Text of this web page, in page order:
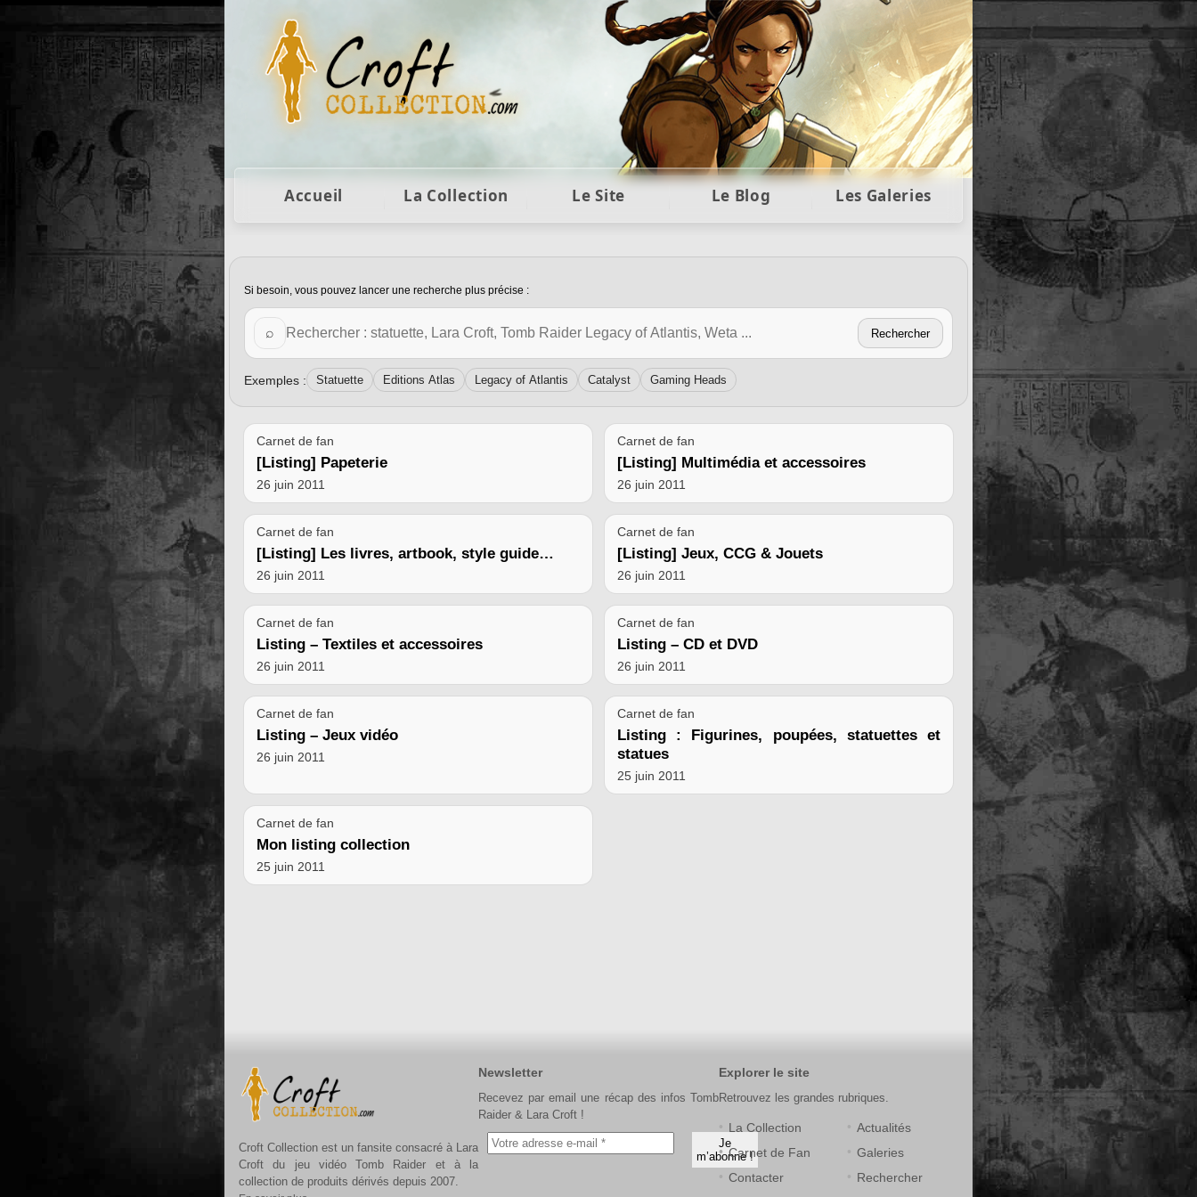
Figurines Lara Croft et collection Tomb Raider : statues, objets et collectors
Accueil La Collection Le Site Le Blog Les Galeries
Catégorie :Mon Listing Collection
Si besoin, vous pouvez lancer une recherche plus précise :
Rechercher sur Croft Collection
⌕
Rechercher
Exemples : Statuette Editions Atlas Legacy of Atlantis Catalyst Gaming Heads
Carnet de fan
[Listing] Papeterie
26 juin 2011
Carnet de fan
[Listing] Multimédia et accessoires
26 juin 2011
Carnet de fan
[Listing] Les livres, artbook, style guide…
26 juin 2011
Carnet de fan
[Listing] Jeux, CCG & Jouets
26 juin 2011
Carnet de fan
Listing – Textiles et accessoires
26 juin 2011
Carnet de fan
Listing – CD et DVD
26 juin 2011
Carnet de fan
Listing – Jeux vidéo
26 juin 2011
Carnet de fan
Listing : Figurines, poupées, statuettes et
statues
25 juin 2011
Carnet de fan
Mon listing collection
25 juin 2011
Croft Collection est un fansite consacré à Lara
Croft du jeu vidéo Tomb Raider et à la
collection de produits dérivés depuis 2007.
Newsletter
Recevez par email une récap des infos Tomb
Raider & Lara Croft !
Explorer le site
Retrouvez les grandes rubriques.
La Collection
Actualités
Carnet de Fan
Galeries
Contacter
Rechercher